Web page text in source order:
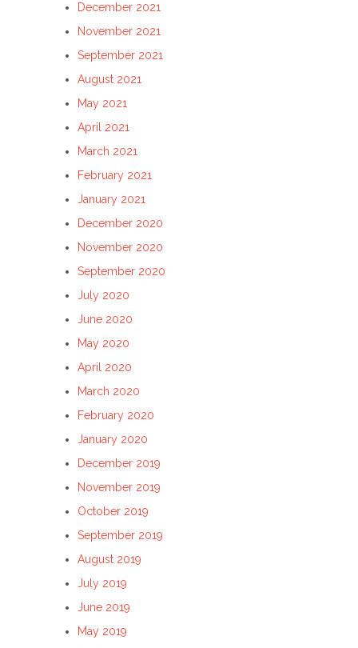
December 2021
November 2021
September 2021
August 2021
May 2021
April 2021
March 2021
February 2021
January 2021
December 2020
November 2020
September 2020
July 2020
June 2020
May 2020
April 2020
March 2020
February 2020
January 2020
December 2019
November 2019
October 2019
September 2019
August 2019
July 2019
June 2019
May 2019